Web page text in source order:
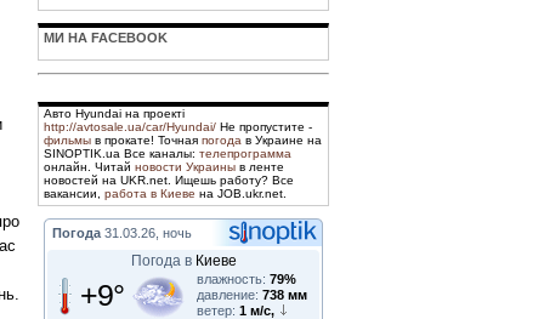
МИ НА FACEBOOK
Авто Hyundai на проекті
http://avtosale.ua/car/Hyundai/ Не пропустите -
фильмы в прокате! Точная погода в Украине на
SINOPTIK.ua Все каналы: телепрограмма
онлайн. Читай новости Украины в ленте
новостей на UKR.net. Ищешь работу? Все
вакансии, работа в Киеве на JOB.ukr.net.
Погода 31.03.26, ночь
Погода в Киеве
+9° влажность: 79%
давление: 738 мм
ветер: 1 м/с,